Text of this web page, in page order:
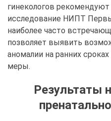
гинекологов
исследование НИПТ
наиболее часто
позволяет выявить
аномалии на ранних
меры.
Результаты